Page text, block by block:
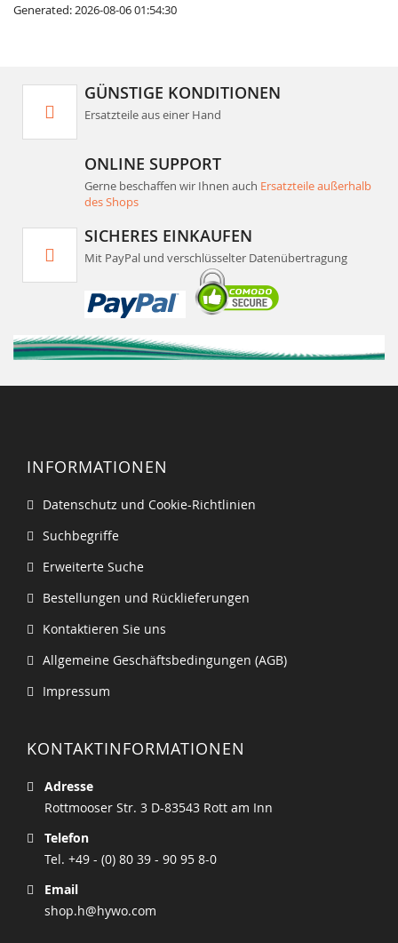
Generated: 2026-08-06 01:54:30
GÜNSTIGE KONDITIONEN
Ersatzteile aus einer Hand
ONLINE SUPPORT
Gerne beschaffen wir Ihnen auch Ersatzteile außerhalb
des Shops
SICHERES EINKAUFEN
Mit PayPal und verschlüsselter Datenübertragung
INFORMATIONEN
Datenschutz und Cookie-Richtlinien
Suchbegriffe
Erweiterte Suche
Bestellungen und Rücklieferungen
Kontaktieren Sie uns
Allgemeine Geschäftsbedingungen (AGB)
Impressum
KONTAKTINFORMATIONEN
Adresse
Rottmooser Str. 3 D-83543 Rott am Inn
Telefon
Tel. +49 - (0) 80 39 - 90 95 8-0
Email
shop.h@hywo.com